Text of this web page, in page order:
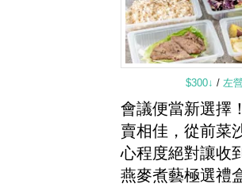
$300↓ / 左
會議便當新選擇
賣相佳，從前菜
心程度絕對讓收
燕麥煮藝極選禮